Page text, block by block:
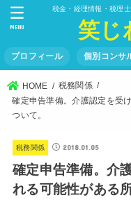
税金・経理情報・税理
笑じ
プロフィール 個別コンサ
MENU
HOME
税務関係
確定申告準備。介護認定を受
ついて。
税務関係 2018.01.05
確定申告準備。介
れる可能性がある